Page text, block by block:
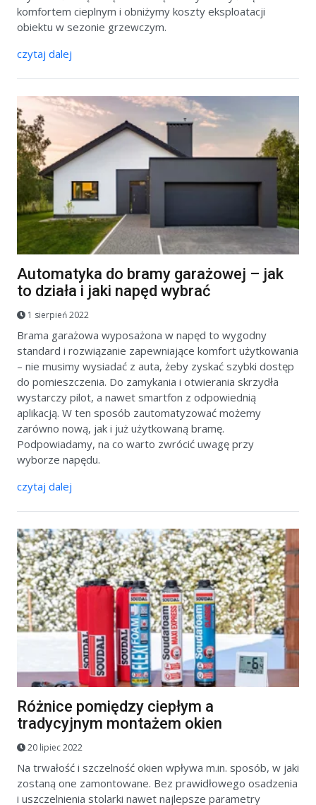
komfortem cieplnym i obniżymy koszty eksploatacji
obiektu w sezonie grzewczym.
czytaj dalej
Automatyka do bramy garażowej – jak
to działa i jaki napęd wybrać
1 sierpień 2022
Brama garażowa wyposażona w napęd to wygodny
standard i rozwiązanie zapewniające komfort użytkowania
– nie musimy wysiadać z auta, żeby zyskać szybki dostęp
do pomieszczenia. Do zamykania i otwierania skrzydła
wystarczy pilot, a nawet smartfon z odpowiednią
aplikacją. W ten sposób zautomatyzować możemy
zarówno nową, jak i już użytkowaną bramę.
Podpowiadamy, na co warto zwrócić uwagę przy
wyborze napędu.
czytaj dalej
Różnice pomiędzy ciepłym a
tradycyjnym montażem okien
20 lipiec 2022
Na trwałość i szczelność okien wpływa m.in. sposób, w jaki
zostaną one zamontowane. Bez prawidłowego osadzenia
i uszczelnienia stolarki nawet najlepsze parametry